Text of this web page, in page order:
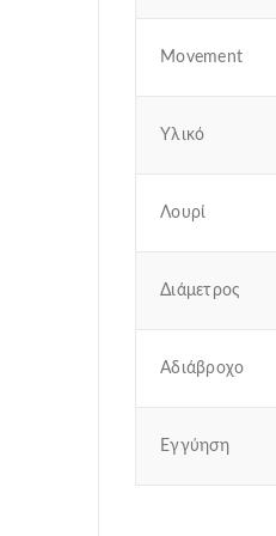
Μovement
Υλικό
Λουρί
Διάμετρος
Αδιάβροχο
Εγγύηση